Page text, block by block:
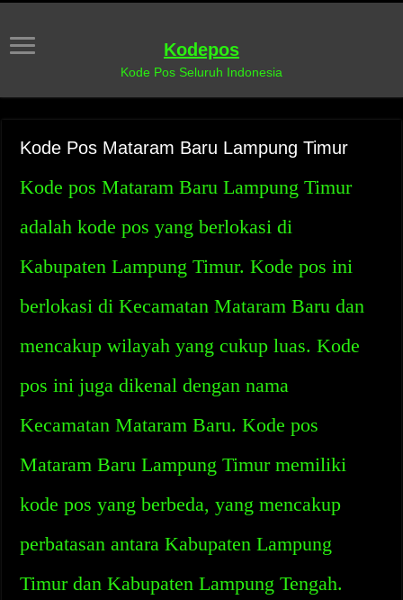
Kodepos
Kode Pos Seluruh Indonesia
Kode Pos Mataram Baru Lampung Timur
Kode pos Mataram Baru Lampung Timur
adalah kode pos yang berlokasi di
Kabupaten Lampung Timur. Kode pos ini
berlokasi di Kecamatan Mataram Baru dan
mencakup wilayah yang cukup luas. Kode
pos ini juga dikenal dengan nama
Kecamatan Mataram Baru. Kode pos
Mataram Baru Lampung Timur memiliki
kode pos yang berbeda, yang mencakup
perbatasan antara Kabupaten Lampung
Timur dan Kabupaten Lampung Tengah.